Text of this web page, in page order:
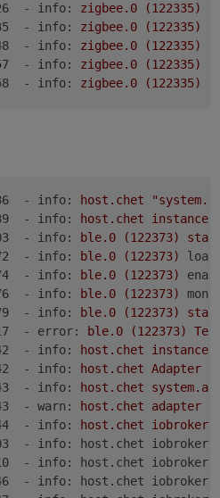
- info:
zigbee.0 (122335)
- info:
zigbee.0 (122335)
- info:
zigbee.0
(122335)
- info:
zigbee.0 (122335)
- info:
zigbee.0 (122335)
- info: host.chet
- info:
host.chet instance
- info:
ble.0 (122373)
- info:
ble.0 (122373)
- info:
ble.0 (122373)
- info:
ble.0 (122373)
- info:
ble.0 (122373)
- error:
ble.0 (122373)
- info:
host.chet instance
- info:
host.chet Adapter
- info:
host.chet
- warn:
host.chet adapter
- info:
host.chet iobroker
- info: host.chet iobroker
- info: host.chet iobroker
- info: host.chet iobroker